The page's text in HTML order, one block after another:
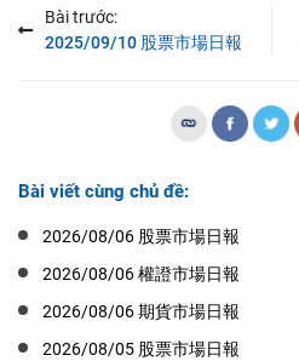
Bài trước:
2025/09/10 股票市場日報
Bài viết cùng chủ đề:
2026/08/06 股票市場日報
2026/08/06 權證市場日報
2026/08/06 期貨市場日報
2026/08/05 股票市場日報